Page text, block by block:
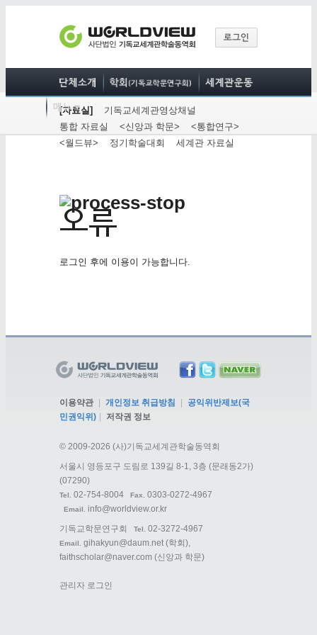
[자료실]
기독교세계관영상채널
통합 자료실
<신앙과 학문>
<통합연구>
<월드뷰>
정기학술대회 세계관 자료실
로그인 후에 이용이 가능합니다.
이용약관 개인정보 취급방침
공익위반제보(국
민권익위)
저작권 정보
© 2009-2026 (사)기독교세계관학술동역회
서울시 영등포구 도림로 139길 8-1, 3층 (문래동2가)
(07290)
Tel. 02-754-8004 Fax. 0303-0272-4967
Email.
info@worldview.or.kr
기독교학문연구회
Tel. 02-3272-4967
Email. gihakyun@daum.net (학회),
faithscholar@naver.com (신앙과 학문)
관리자 로그인